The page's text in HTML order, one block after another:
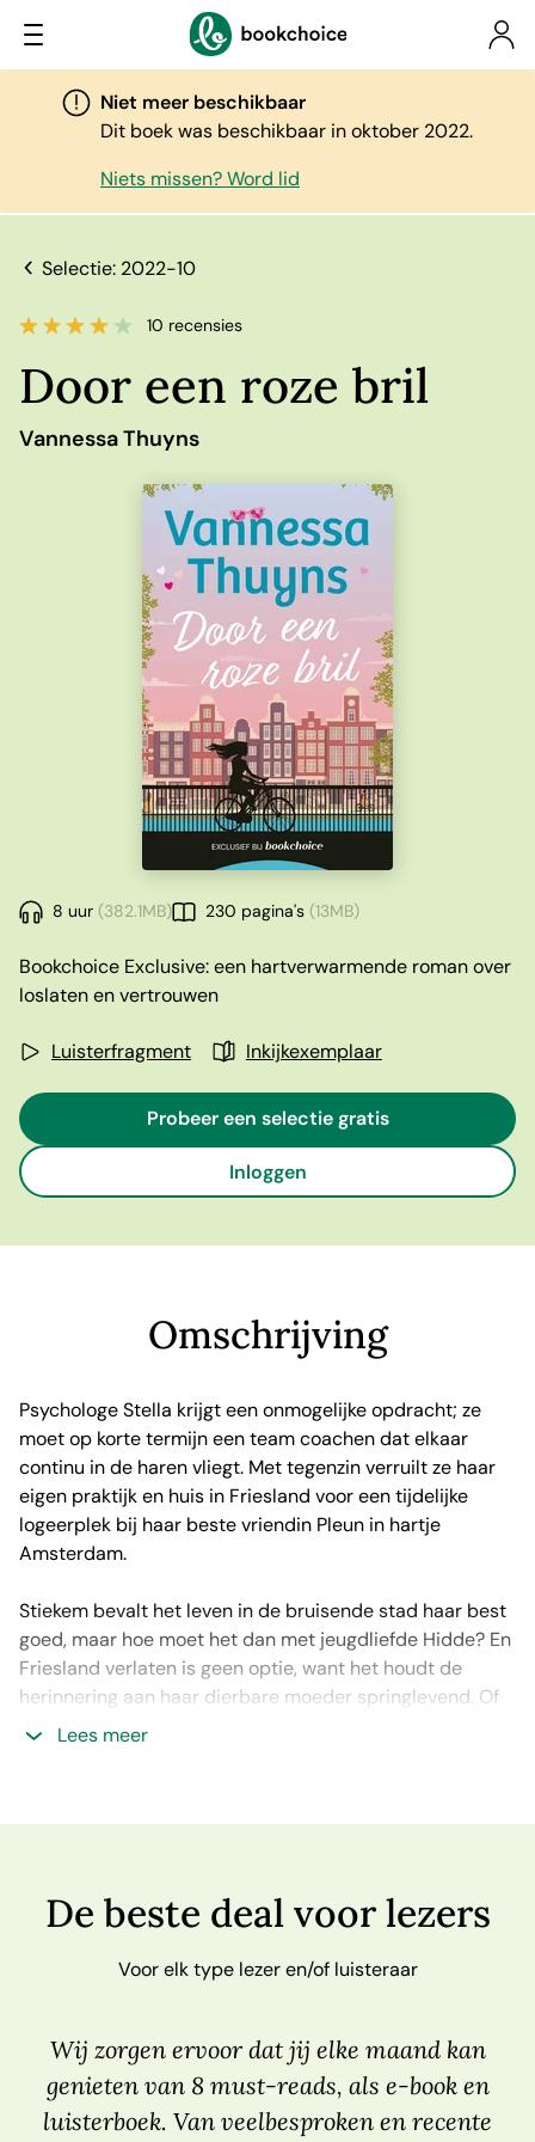
Niet meer beschikbaar
Dit boek was beschikbaar in oktober 2022.
Niets missen? Word lid
Selectie: 2022-10
10 recensies
Door een roze bril
Vannessa Thuyns
8 uur (382.1MB) 230 pagina's (13MB)
Bookchoice Exclusive: een hartverwarmende roman over
loslaten en vertrouwen
Luisterfragment Inkijkexemplaar
Probeer een selectie gratis
Inloggen
Omschrijving
Psychologe Stella krijgt een onmogelijke opdracht; ze
moet op korte termijn een team coachen dat elkaar
continu in de haren vliegt. Met tegenzin verruilt ze haar
eigen praktijk en huis in Friesland voor een tijdelijke
logeerplek bij haar beste vriendin Pleun in hartje
Amsterdam.
Stiekem bevalt het leven in de bruisende stad haar best
goed, maar hoe moet het dan met jeugdliefde Hidde? En
Friesland verlaten is geen optie, want het houdt de
herinnering aan haar dierbare moeder springlevend. Of
heeft haar tweestrijd meer te maken met Thijs, een van
echte feelgood met een lach en een traan, zoals we van
Thuyns gewend zijn. Houd je van Jill Mansell en Jojo
Moyes, dan ga je dit boek gegarandeerd geweldig
Lees meer
De beste deal voor lezers
Voor elk type lezer en/of luisteraar
Wij zorgen ervoor dat jij elke maand kan
genieten van 8 must-reads, als e-book en
luisterboek. Van veelbesproken en recente